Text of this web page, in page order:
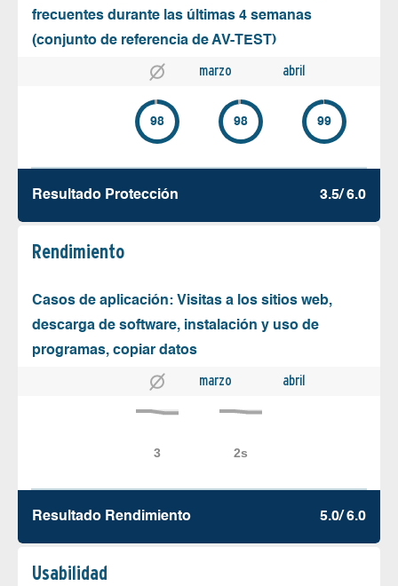
frecuentes durante las últimas 4 semanas
(conjunto de referencia de AV-TEST)
marzo abril
98 98 99
Resultado Protección 3.5/ 6.0
Rendimiento
Casos de aplicación: Visitas a los sitios web,
descarga de software, instalación y uso de
programas, copiar datos
marzo abril
Resultado Rendimiento 5.0/ 6.0
Usabilidad